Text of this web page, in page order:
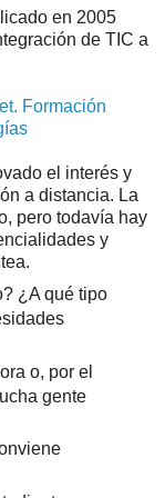
en 2005
de TIC a
Formación
el interés y
a distancia. La
pero todavía hay
y
¿A qué tipo
o, por el
gente